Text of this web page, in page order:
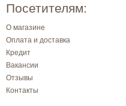
Посетителям:
О магазине
Оплата и доставка
Кредит
Вакансии
Отзывы
Контакты